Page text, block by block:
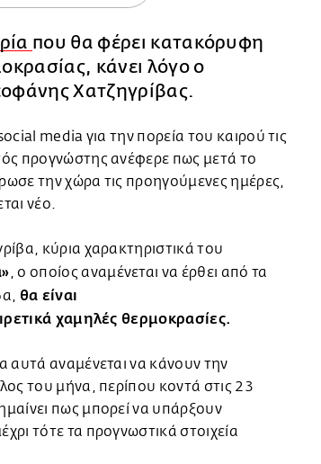
που θα φέρει κατακόρυφη
κάνει λόγο ο
Χατζηγρίβας.
media για την πορεία του καιρού τις
προγνώστης ανέφερε πως μετά το
την χώρα τις προηγούμενες ημέρες,
νέο.
κύρια χαρακτηριστικά του
, ο οποίος αναμένεται να έρθει από τα
θα είναι
χαμηλές θερμοκρασίες.
αυτά αναμένεται να κάνουν την
του μήνα, περίπου κοντά στις 23
πως μπορεί να υπάρξουν
τότε τα προγνωστικά στοιχεία